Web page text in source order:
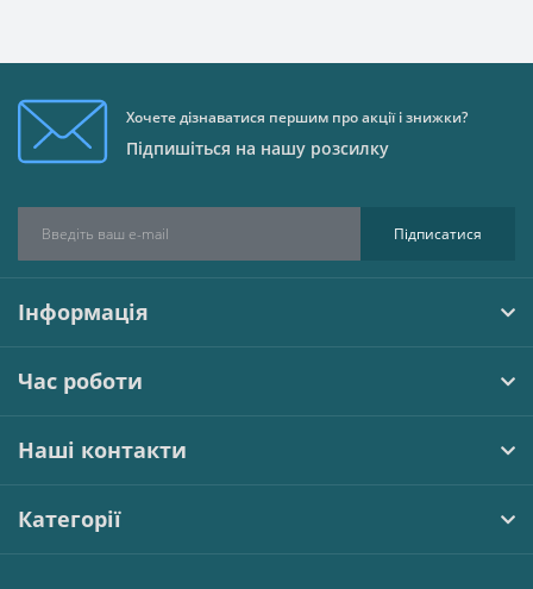
Хочете дізнаватися першим про акції і знижки?
Підпишіться на нашу розсилку
Підписатися
Інформація
Час роботи
Наші контакти
Категорії